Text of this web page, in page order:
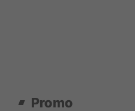
Promo